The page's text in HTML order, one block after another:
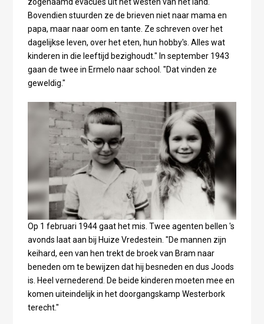
Bovendien stuurden ze de brieven niet naar mama en
papa, maar naar oom en tante. Ze schreven over het
dagelijkse leven, over het eten, hun hobby's. Alles wat
kinderen in die leeftijd bezighoudt." In september 1943
gaan de twee in Ermelo naar school. "Dat vinden ze
geweldig."
Op 1 februari 1944 gaat het mis. Twee agenten bellen 's
avonds laat aan bij Huize Vredestein. "De mannen zijn
keihard, een van hen trekt de broek van Bram naar
beneden om te bewijzen dat hij besneden en dus Joods
is. Heel vernederend. De beide kinderen moeten mee en
komen uiteindelijk in het doorgangskamp Westerbork
terecht."